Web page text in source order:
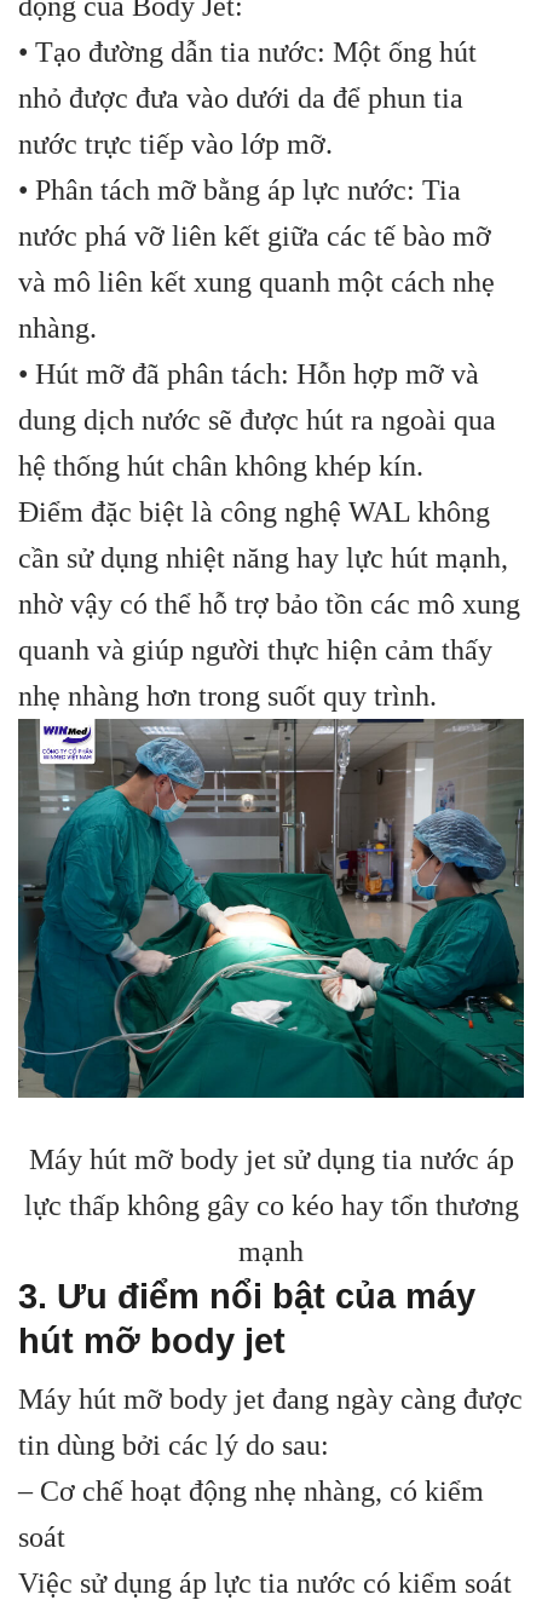
• Tạo đường dẫn tia nước: Một ống hút
nhỏ được đưa vào dưới da để phun tia
nước trực tiếp vào lớp mỡ.
• Phân tách mỡ bằng áp lực nước: Tia
nước phá vỡ liên kết giữa các tế bào mỡ
và mô liên kết xung quanh một cách nhẹ
nhàng.
• Hút mỡ đã phân tách: Hỗn hợp mỡ và
dung dịch nước sẽ được hút ra ngoài qua
hệ thống hút chân không khép kín.
Điểm đặc biệt là công nghệ WAL không
cần sử dụng nhiệt năng hay lực hút mạnh,
nhờ vậy có thể hỗ trợ bảo tồn các mô xung
quanh và giúp người thực hiện cảm thấy
nhẹ nhàng hơn trong suốt quy trình.
Máy hút mỡ body jet sử dụng tia nước áp
lực thấp không gây co kéo hay tổn thương
mạnh
3. Ưu điểm nổi bật của máy
hút mỡ body jet
Máy hút mỡ body jet đang ngày càng được
tin dùng bởi các lý do sau:
– Cơ chế hoạt động nhẹ nhàng, có kiểm
soát
Việc sử dụng áp lực tia nước có kiểm soát